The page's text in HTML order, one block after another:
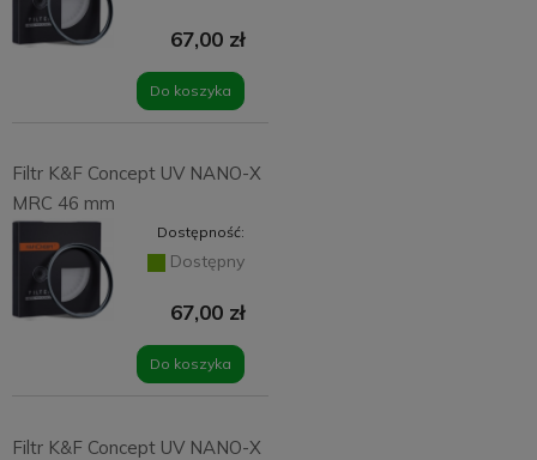
67,00 zł
Do koszyka
Filtr K&F Concept UV NANO-X
MRC 46 mm
Dostępność:
Dostępny
67,00 zł
Do koszyka
Filtr K&F Concept UV NANO-X